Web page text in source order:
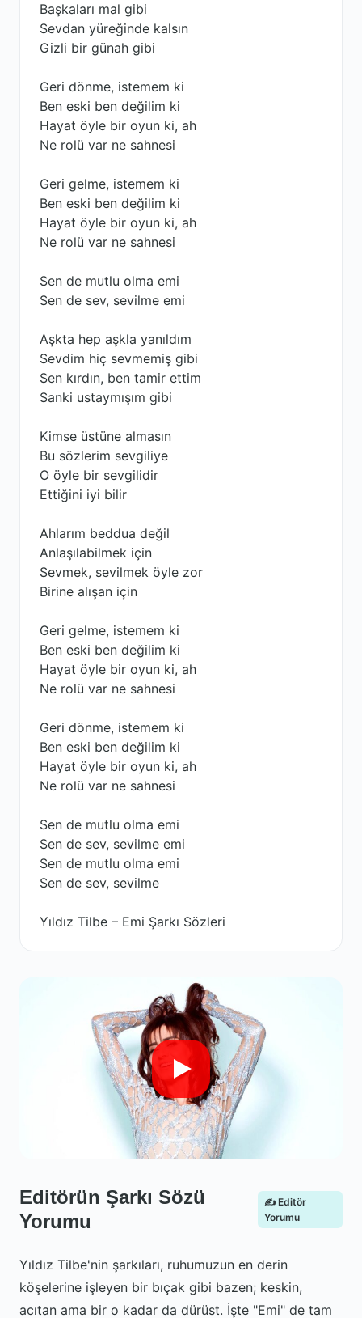
Başkaları mal gibi
Sevdan yüreğinde kalsın
Gizli bir günah gibi
Geri dönme, istemem ki
Ben eski ben değilim ki
Hayat öyle bir oyun ki, ah
Ne rolü var ne sahnesi
Geri gelme, istemem ki
Ben eski ben değilim ki
Hayat öyle bir oyun ki, ah
Ne rolü var ne sahnesi
Sen de mutlu olma emi
Sen de sev, sevilme emi
Aşkta hep aşkla yanıldım
Sevdim hiç sevmemiş gibi
Sen kırdın, ben tamir ettim
Sanki ustaymışım gibi
Kimse üstüne almasın
Bu sözlerim sevgiliye
O öyle bir sevgilidir
Ettiğini iyi bilir
Ahlarım beddua değil
Anlaşılabilmek için
Sevmek, sevilmek öyle zor
Birine alışan için
Geri gelme, istemem ki
Ben eski ben değilim ki
Hayat öyle bir oyun ki, ah
Ne rolü var ne sahnesi
Geri dönme, istemem ki
Ben eski ben değilim ki
Hayat öyle bir oyun ki, ah
Ne rolü var ne sahnesi
Sen de mutlu olma emi
Sen de sev, sevilme emi
Sen de mutlu olma emi
Sen de sev, sevilme
Yıldız Tilbe – Emi Şarkı Sözleri
Editörün Şarkı Sözü
Yorumu
✍️ Editör
Yorumu
Yıldız Tilbe'nin şarkıları, ruhumuzun en derin
köşelerine işleyen bir bıçak gibi bazen; keskin,
acıtan ama bir o kadar da dürüst. İşte "Emi" de tam